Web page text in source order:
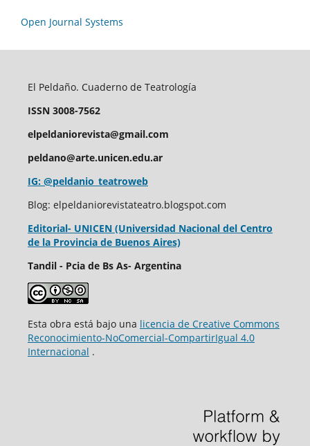
Open Journal Systems
El Peldaño. Cuaderno de Teatrología
ISSN 3008-7562
elpeldaniorevista@gmail.com
peldano@arte.unicen.edu.ar
IG: @peldanio_teatroweb
Blog: elpeldaniorevistateatro.blogspot.com
Editorial- UNICEN (Universidad Nacional del Centro
de la Provincia de Buenos Aires)
Tandil - Pcia de Bs As- Argentina
Esta obra está bajo una licencia de Creative Commons
Reconocimiento-NoComercial-CompartirIgual 4.0
Internacional .